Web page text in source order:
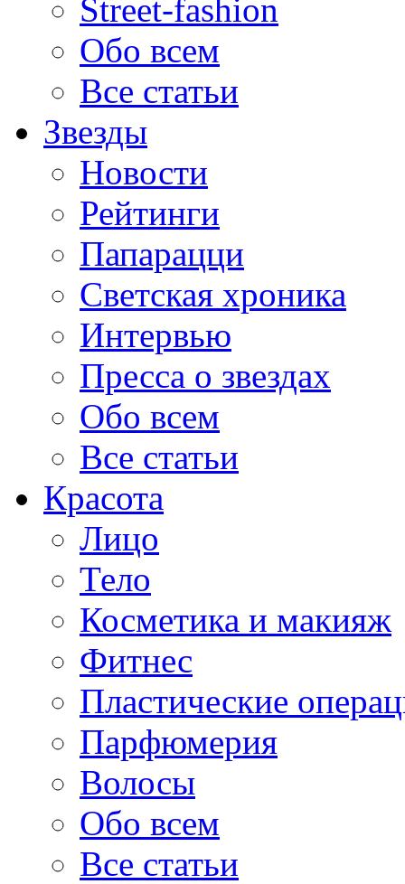
Street-fashion
Обо всем
Все статьи
Звезды
Новости
Рейтинги
Папарацци
Светская хроника
Интервью
Пресса о звездах
Обо всем
Все статьи
Красота
Лицо
Тело
Косметика и макияж
Фитнес
Пластические
Парфюмерия
Волосы
Обо всем
Все статьи